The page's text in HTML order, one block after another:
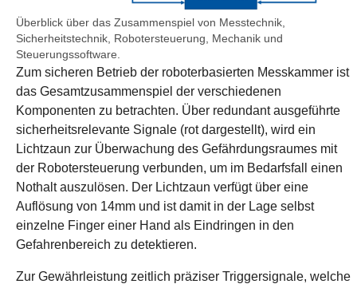
Überblick über das Zusammenspiel von Messtechnik,
Sicherheitstechnik, Robotersteuerung, Mechanik und
Steuerungssoftware.
Zum sicheren Betrieb der roboterbasierten Messkammer ist
das Gesamtzusammenspiel der verschiedenen
Komponenten zu betrachten. Über redundant ausgeführte
sicherheitsrelevante Signale (rot dargestellt), wird ein
Lichtzaun zur Überwachung des Gefährdungsraumes mit
der Robotersteuerung verbunden, um im Bedarfsfall einen
Nothalt auszulösen. Der Lichtzaun verfügt über eine
Auflösung von 14mm und ist damit in der Lage selbst
einzelne Finger einer Hand als Eindringen in den
Gefahrenbereich zu detektieren.
Zur Gewährleistung zeitlich präziser Triggersignale, welche